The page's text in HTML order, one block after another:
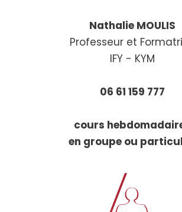
Nathalie MOULIS
Professeur et
IFY - KYM
06 61 159 777
cours
en groupe ou